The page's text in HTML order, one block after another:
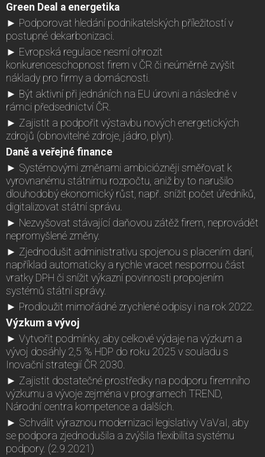
Green Deal a energetika
► Podporovat hledání podnikatelských příležitostí v
postupné dekarbonizaci.
► Evropská regulace nesmí ohrozit
konkurenceschopnost firem v ČR či neúměrně zvýšit
náklady pro firmy a domácnosti.
► Být aktivní při jednáních na EU úrovni a následně v
rámci předsednictví ČR.
► Zajistit a podpořit výstavbu nových energetických
zdrojů (obnovitelné zdroje, jádro, plyn).
Daně a veřejné finance
► Systémovými změnami ambiciózněji směřovat k
vyrovnanému státnímu rozpočtu, aniž by to narušilo
dlouhodobý ekonomický růst, např. snížit počet úředníků,
digitalizovat státní správu.
► Nezvyšovat stávající daňovou zátěž firem, neprovádět
nepromyšlené změny.
► Zjednodušit administrativu spojenou s placením daní,
například automaticky a rychle vracet nespornou část
vratky DPH či snížit výkazní povinnosti propojením
systémů státní správy.
► Prodloužit mimořádné zrychlené odpisy i na rok 2022.
Výzkum a vývoj
► Vytvořit podmínky, aby celkové výdaje na výzkum a
vývoj dosáhly 2,5 % HDP do roku 2025 v souladu s
Inovační strategií ČR 2030.
► Zajistit dostatečné prostředky na podporu firemního
výzkumu a vývoje zejména v programech TREND,
Národní centra kompetence a dalších.
► Schválit výraznou modernizaci legislativy VaVaI, aby
se podpora zjednodušila a zvýšila flexibilita systému
podpory. (2.9.2021)